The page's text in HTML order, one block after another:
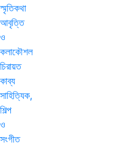
স্মৃতিকথা
আবৃত্তি
ও
কলাকৌশল
চিরায়ত
কাব্য
সাহিত্যিক,
শিল্প
ও
সংগীত